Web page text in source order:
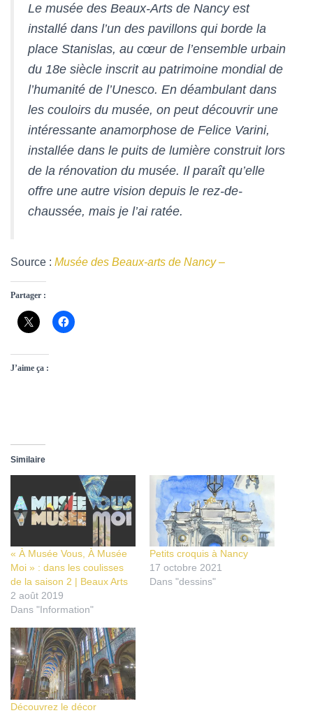
Le musée des Beaux-Arts de Nancy est
installé dans l’un des pavillons qui borde la
place Stanislas, au cœur de l’ensemble urbain
du 18e siècle inscrit au patrimoine mondial de
l’humanité de l’Unesco. En déambulant dans
les couloirs du musée, on peut découvrir une
intéressante anamorphose de Felice Varini,
installée dans le puits de lumière construit lors
de la rénovation du musée. Il paraît qu’elle
offre une autre vision depuis le rez-de-
chaussée, mais je l’ai ratée.
Source : Musée des Beaux-arts de Nancy –
Partager :
J’aime ça :
Similaire
« À Musée Vous, À Musée
Moi » : dans les coulisses
de la saison 2 | Beaux Arts
2 août 2019
Dans "Information"
Petits croquis à Nancy
17 octobre 2021
Dans "dessins"
Découvrez le décor